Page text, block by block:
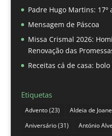
Padre Hugo Martins:
Mensagem de Páscoa
Missa Crismal 2026:
Renovação das
Receitas cá de casa:
Etiquetas
Advento(23) Aldeia de
Aniversário(31) António